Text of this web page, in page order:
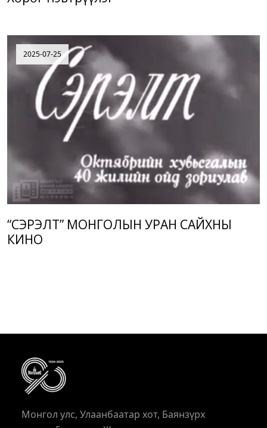
2025-07-25
“СЭРЭЛТ” МОНГОЛЫН УРАН САЙХНЫ
КИНО
Монгол улс, Улаанбаатар хот, Баянзүрх